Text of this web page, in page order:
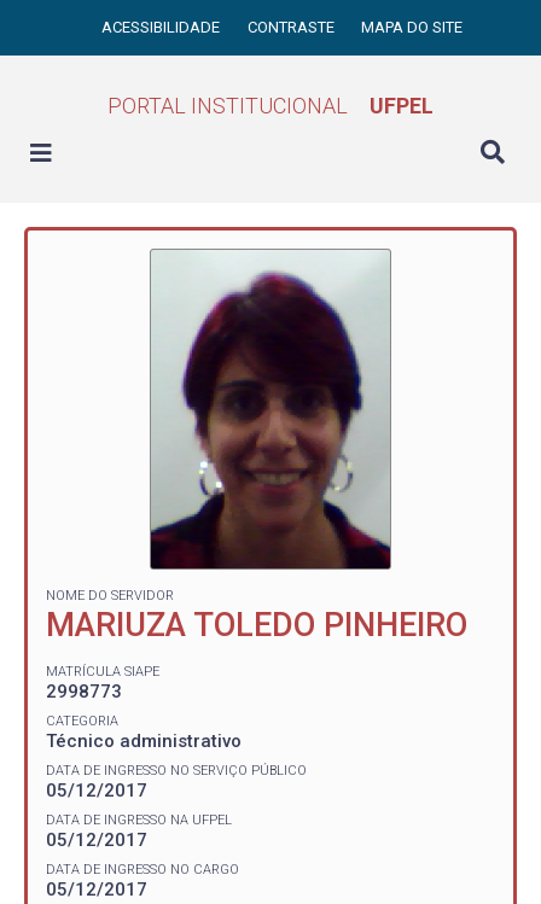
ACESSIBILIDADE CONTRASTE MAPA DO SITE
PORTAL INSTITUCIONAL UFPEL
NOME DO SERVIDOR
MARIUZA TOLEDO PINHEIRO
MATRÍCULA SIAPE
2998773
CATEGORIA
Técnico administrativo
DATA DE INGRESSO NO SERVIÇO PÚBLICO
05/12/2017
DATA DE INGRESSO NA UFPEL
05/12/2017
DATA DE INGRESSO NO CARGO
05/12/2017